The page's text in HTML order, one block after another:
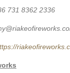
731 8362 2336